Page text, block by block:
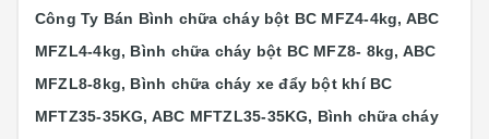
Công Ty Bán Bình chữa cháy bột BC MFZ4-4kg, ABC
MFZL4-4kg, Bình chữa cháy bột BC MFZ8- 8kg, ABC
MFZL8-8kg, Bình chữa cháy xe đẩy bột khí BC
MFTZ35-35KG, ABC MFTZL35-35KG, Bình chữa cháy